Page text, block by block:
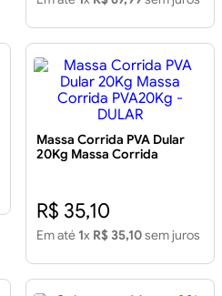
Massa Corrida PVA Dular
20Kg Massa Corrida
R$ 35,10
Em até 1x R$ 35,10sem juros